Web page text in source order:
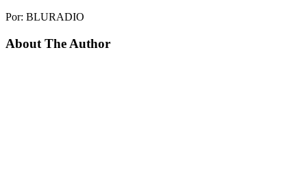
Por: BLURADIO
About The Author